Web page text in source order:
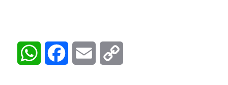
WhatsAppFacebookEmail